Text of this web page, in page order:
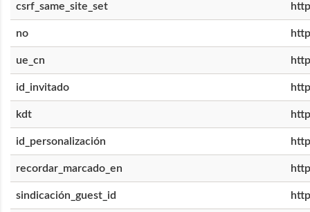
csrf_same_site_set
no
ue_cn
id_invitado
kdt
id_personalización
recordar_marcado_en
sindicación_guest_id